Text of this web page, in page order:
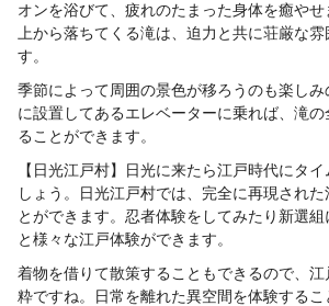
オンを浴びて、疲れのたまった身体を癒や
上から落ちてくる滝は、迫力と共に荘厳な雰
す。
季節によって周囲の景色が移ろうのも楽し
に設置してあるエレベーターに乗れば、滝
ることができます。
【日光江戸村】日光に来たら江戸時代にタ
しょう。日光江戸村では、完全に再現された
とができます。忍者体験をしてみたり新選組
と様々な江戸体験ができます。
着物を借りて散策することもできるので、
粋ですね。日常を離れた異空間を体験するこ